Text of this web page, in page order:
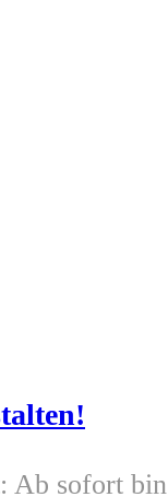
Ab sofort bin